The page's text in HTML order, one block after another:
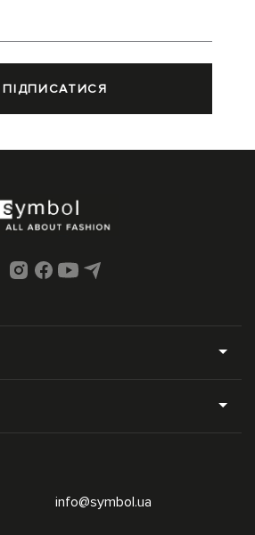
ПІДПИСАТИСЯ
info@symbol.ua